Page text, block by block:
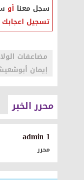
سجل معنا أو
تسجيل اعجابك
مضاعفات
إيمان
محرر الخبر
1 admin
محرر